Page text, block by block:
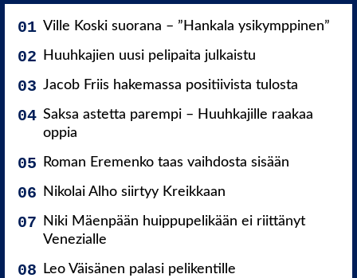
Ville Koski suorana – ”Hankala ysikymppinen”
Huuhkajien uusi pelipaita julkaistu
Jacob Friis hakemassa positiivista tulosta
Saksa astetta parempi – Huuhkajille raakaa
oppia
Roman Eremenko taas vaihdosta sisään
Nikolai Alho siirtyy Kreikkaan
Niki Mäenpään huippupelikään ei riittänyt
Venezialle
Leo Väisänen palasi pelikentille